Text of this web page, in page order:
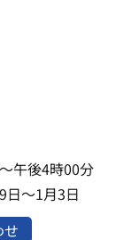
午後4時00分
日～1月3日
せ